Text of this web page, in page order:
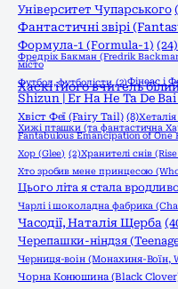
Університет Чупарського
Фантастичні звірі
Формула-1 (Formula-1) (24)
Фредрік Бакман (Fredrik
місто
Футбол, футболісти (2)Фінеас і
Хаскі і його вчитель
Shizun | Er Ha He Ta De
Хвіст Феї (Fairy Tail) (8)
Хижі пташки (та фантастична
Fantabulous Emancipation of One
Хор (Glee) (2)Хранителі снів
Хто зробив мене принцесою
Цього літа я стала
Чарлі і шоколадна фабрика
Часодії, Наталія Щерба
Черепашки-ніндзя
Черниця-воiн (Монахиня-Воïн,
Чорна Конюшина (Black